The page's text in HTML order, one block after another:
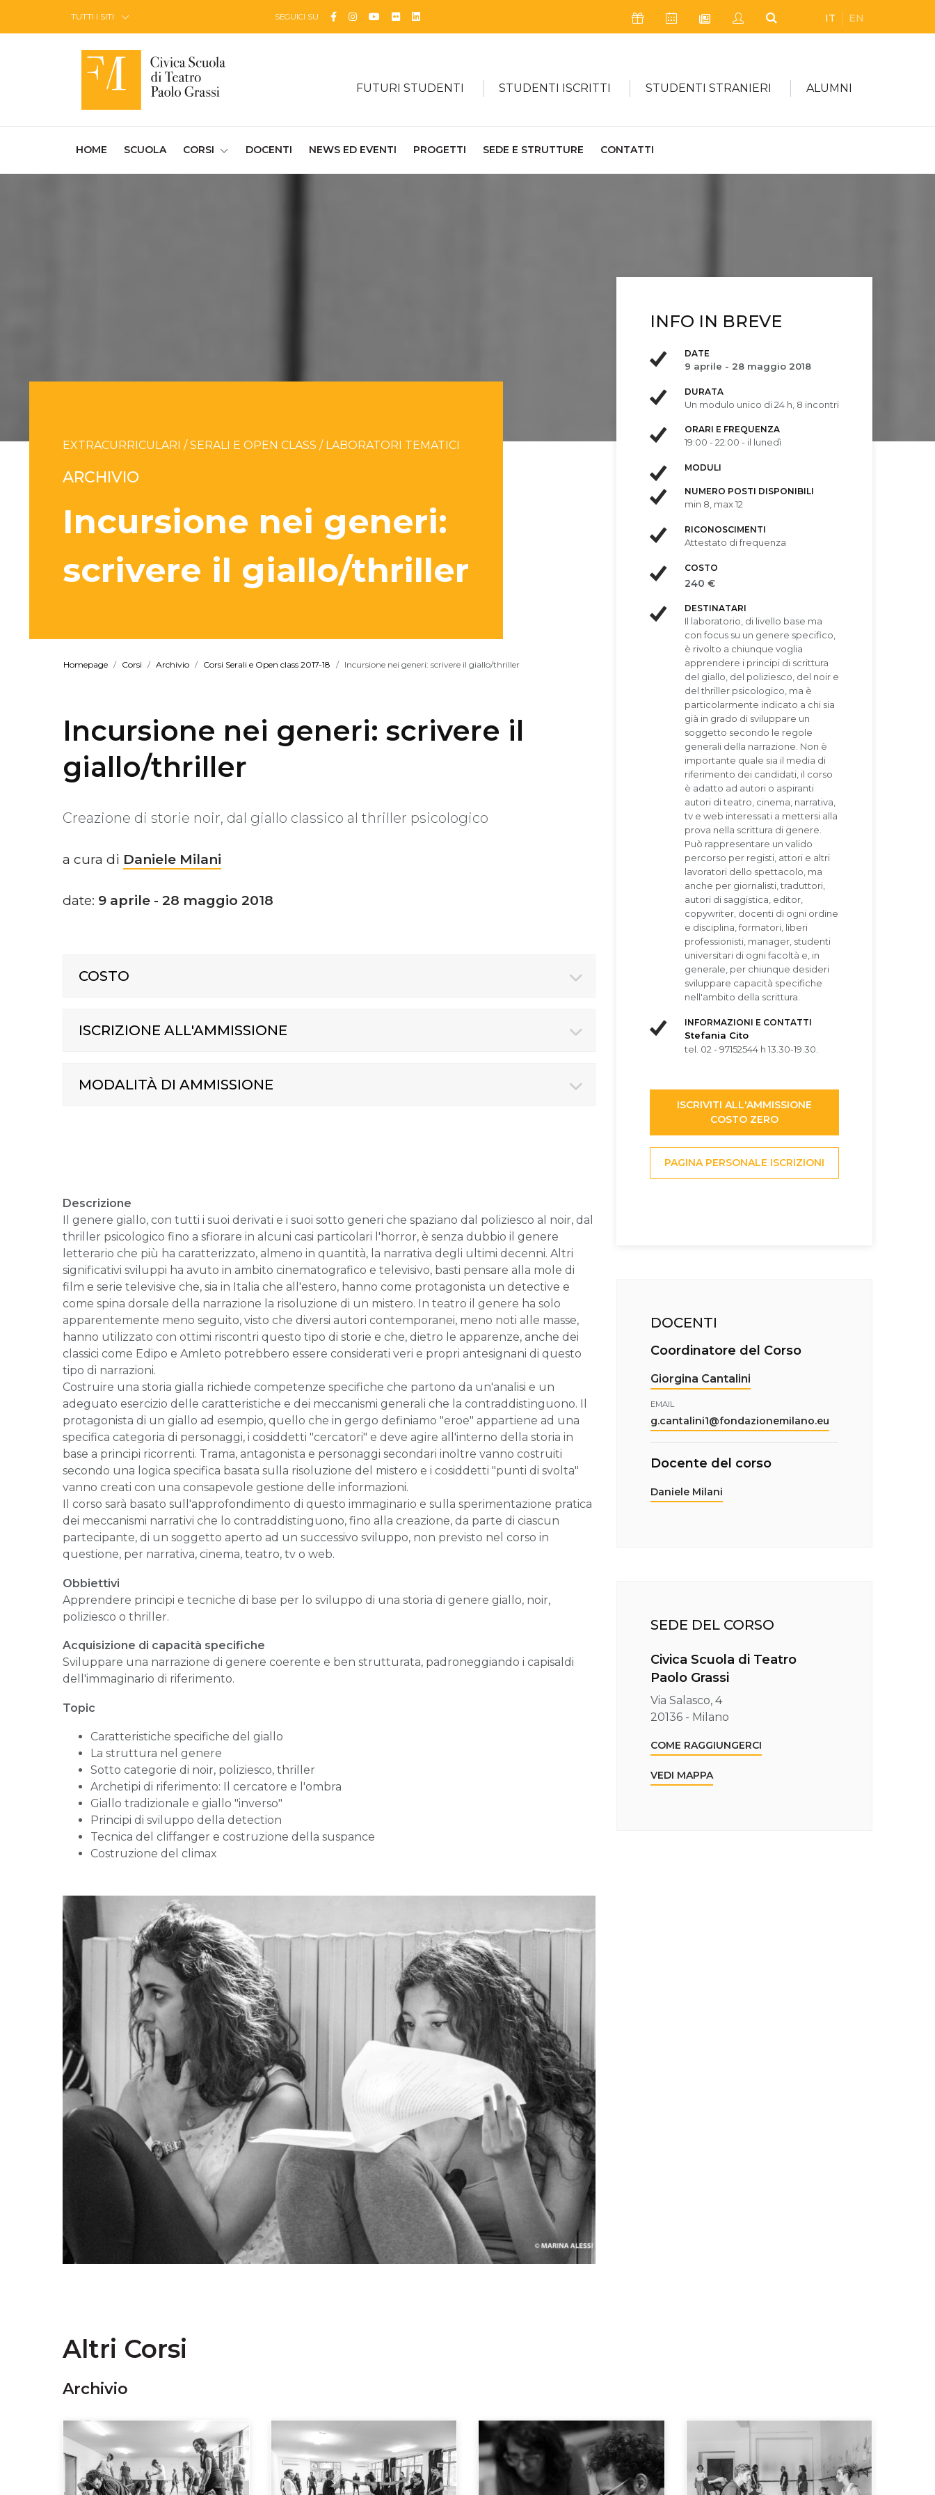
TUTTI I SITI SEGUICI SU Facebook
Instagram
YouTube
FlickrLinkedin Icona SostieniciIcona Calendario Eventi
Icona Newsletter
Icona My Civica
Icona Cerca
IT EN
FUTURI STUDENTI STUDENTI ISCRITTI STUDENTI STRANIERI ALUMNI
HOME (CURRENT)
SCUOLA CORSI DOCENTI NEWS ED EVENTI PROGETTI SEDE E STRUTTURE CONTATTI
INFO IN BREVE
DATE
9 aprile - 28 maggio 2018
DURATA
Un modulo unico di 24 h, 8 incontri
ORARI E FREQUENZA
19:00 - 22:00 - il lunedì
MODULI
NUMERO POSTI DISPONIBILI
min 8, max 12
RICONOSCIMENTI
Attestato di frequenza
COSTO
240 €
DESTINATARI
Il laboratorio, di livello base ma
con focus su un genere specifico,
è rivolto a chiunque voglia
apprendere i principi di scrittura
del giallo, del poliziesco, del noir e
del thriller psicologico, ma è
particolarmente indicato a chi sia
già in grado di sviluppare un
soggetto secondo le regole
generali della narrazione. Non è
importante quale sia il media di
riferimento dei candidati, il corso
è adatto ad autori o aspiranti
autori di teatro, cinema, narrativa,
tv e web interessati a mettersi alla
prova nella scrittura di genere.
Può rappresentare un valido
percorso per registi, attori e altri
lavoratori dello spettacolo, ma
anche per giornalisti, traduttori,
autori di saggistica, editor,
copywriter, docenti di ogni ordine
e disciplina, formatori, liberi
professionisti, manager, studenti
universitari di ogni facoltà e, in
generale, per chiunque desideri
sviluppare capacità specifiche
nell'ambito della scrittura.
INFORMAZIONI E CONTATTI
Stefania Cito
tel. 02 - 97152544 h 13.30-19.30.
ISCRIVITI ALL'AMMISSIONE
COSTO ZERO
PAGINA PERSONALE ISCRIZIONI
DOCENTI
Coordinatore del Corso
Giorgina Cantalini
EMAIL
g.cantalini1@fondazionemilano.eu
Docente del corso
Daniele Milani
SEDE DEL CORSO
Civica Scuola di Teatro
Paolo Grassi
Via Salasco, 4
20136 - Milano
COME RAGGIUNGERCI
VEDI MAPPA
EXTRACURRICULARI / SERALI E OPEN CLASS / LABORATORI TEMATICI
ARCHIVIO
Incursione nei generi:
scrivere il giallo/thriller
Homepage Corsi Archivio Corsi Serali e Open class 2017-18 Incursione nei generi: scrivere il giallo/thriller
Incursione nei generi: scrivere il
giallo/thriller
Creazione di storie noir, dal giallo classico al thriller psicologico
a cura di Daniele Milani
date: 9 aprile - 28 maggio 2018
COSTO
ISCRIZIONE ALL'AMMISSIONE
MODALITÀ DI AMMISSIONE
Descrizione
Il genere giallo, con tutti i suoi derivati e i suoi sotto generi che spaziano dal poliziesco al noir, dal
thriller psicologico fino a sfiorare in alcuni casi particolari l'horror, è senza dubbio il genere
letterario che più ha caratterizzato, almeno in quantità, la narrativa degli ultimi decenni. Altri
significativi sviluppi ha avuto in ambito cinematografico e televisivo, basti pensare alla mole di
film e serie televisive che, sia in Italia che all'estero, hanno come protagonista un detective e
come spina dorsale della narrazione la risoluzione di un mistero. In teatro il genere ha solo
apparentemente meno seguito, visto che diversi autori contemporanei, meno noti alle masse,
hanno utilizzato con ottimi riscontri questo tipo di storie e che, dietro le apparenze, anche dei
classici come Edipo e Amleto potrebbero essere considerati veri e propri antesignani di questo
tipo di narrazioni.
Costruire una storia gialla richiede competenze specifiche che partono da un'analisi e un
adeguato esercizio delle caratteristiche e dei meccanismi generali che la contraddistinguono. Il
protagonista di un giallo ad esempio, quello che in gergo definiamo "eroe" appartiene ad una
specifica categoria di personaggi, i cosiddetti "cercatori" e deve agire all'interno della storia in
base a principi ricorrenti. Trama, antagonista e personaggi secondari inoltre vanno costruiti
secondo una logica specifica basata sulla risoluzione del mistero e i cosiddetti "punti di svolta"
vanno creati con una consapevole gestione delle informazioni.
Il corso sarà basato sull'approfondimento di questo immaginario e sulla sperimentazione pratica
dei meccanismi narrativi che lo contraddistinguono, fino alla creazione, da parte di ciascun
partecipante, di un soggetto aperto ad un successivo sviluppo, non previsto nel corso in
questione, per narrativa, cinema, teatro, tv o web.
Obbiettivi
Apprendere principi e tecniche di base per lo sviluppo di una storia di genere giallo, noir,
poliziesco o thriller.
Acquisizione di capacità specifiche
Sviluppare una narrazione di genere coerente e ben strutturata, padroneggiando i capisaldi
dell'immaginario di riferimento.
Topic
Caratteristiche specifiche del giallo
La struttura nel genere
Sotto categorie di noir, poliziesco, thriller
Archetipi di riferimento: Il cercatore e l'ombra
Giallo tradizionale e giallo "inverso"
Principi di sviluppo della detection
Tecnica del cliffanger e costruzione della suspance
Costruzione del climax
Altri Corsi
Archivio